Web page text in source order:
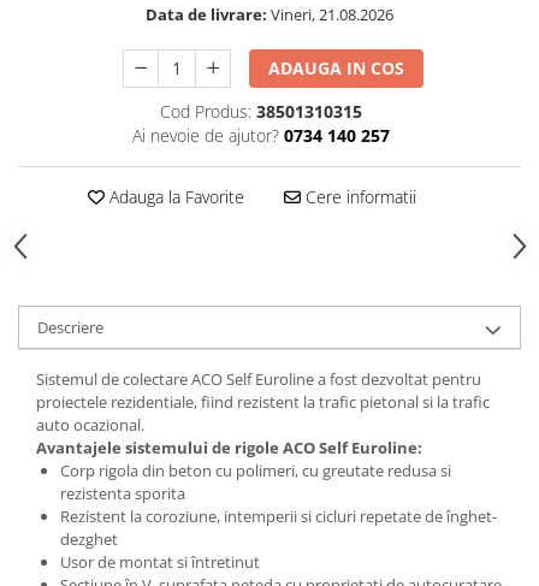
Tencuiala decorativa
Tencuiala decorativa minerala
De Egalizare
Grunduri si Amorse
Pentru Pregatirea Suprafetei
Pentru Tencuieli Decorative
Pentru Vopsele
Pentru Sape Autonivelante
Mortare
Pentru BCA
Pentru Caramida
Data de livrare: Vineri, 21.08.2026
ADAUGA IN COS
Cod Produs: 38501310315
Ai nevoie de ajutor? 0734 140 257
Adauga la Favorite Cere informatii
Descriere
Sistemul de colectare ACO Self Euroline a fost dezvoltat pentru
proiectele rezidentiale, fiind rezistent la trafic pietonal si la trafic
auto ocazional.
Avantajele sistemului de rigole ACO Self Euroline:
Corp rigola din beton cu polimeri, cu greutate redusa si
rezistenta sporita
Rezistent la coroziune, intemperii si cicluri repetate de înghet-
dezghet
Usor de montat si întretinut